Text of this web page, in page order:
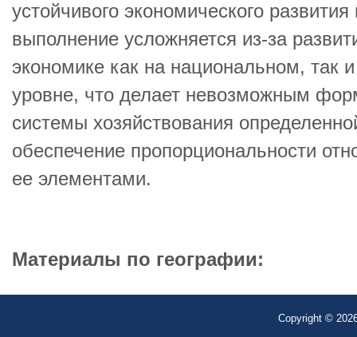
устойчивого экономического
выполнение усложняется из-за
экономике как на национальном, так
уровне, что делает невозможным
системы хозяйствования
обеспечение пропорциональности
ее элементами.
Материалы по географии:
Copyright ©